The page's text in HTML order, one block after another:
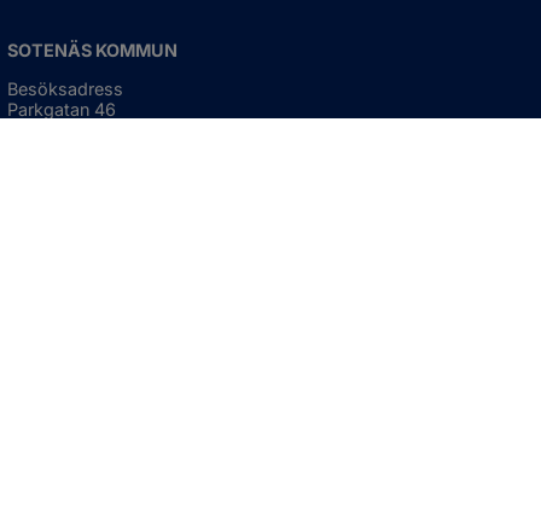
SOTENÄS KOMMUN
Besöksadress
Parkgatan 46